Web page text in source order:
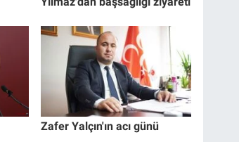
Zafer Yalçın'ın acı günü